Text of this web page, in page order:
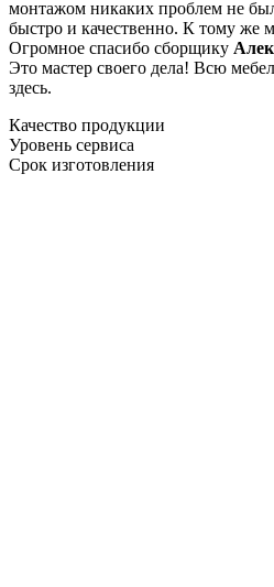
монтажом никаких проблем не
быстро и качественно. К тому же
Огромное спасибо сборщику
Это мастер своего дела! Всю
здесь.
Качество продукции
Уровень сервиса
Срок изготовления